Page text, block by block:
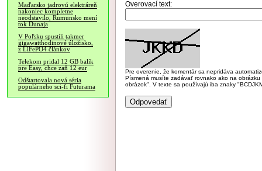
Maďarsko jadrovú elektráreň
nakoniec kompletne
neodstavilo, Rumunsko mení
tok Dunaja
V Poľsku spustili takmer
gigawatthodinové úložisko,
z LiFePO4 článkov
Telekom pridal 12 GB balík
pre Easy, chce zaň 12 eur
Odštartovala nová séria
populárneho sci-fi Futurama
Overovací text:
Pre overenie, že komentár sa nepridáva
Písmená musíte zadávať rovnako ako na
obrázok". V texte sa používajú iba znaky